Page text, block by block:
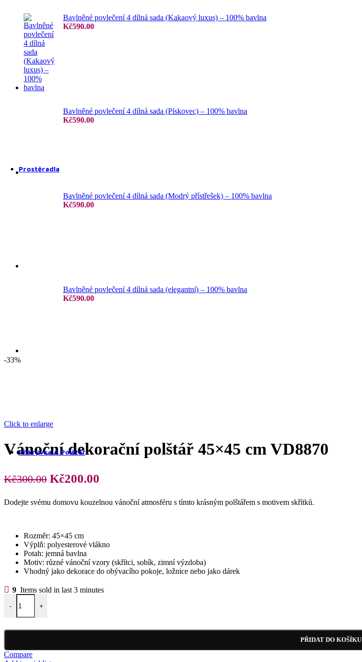
Prostěradla
Prostěradla z mikroplyše
Přikrývka A Polštář
Přikrývky
Bavlněné povlečení 4 dílná sada (Kakaový luxus) – 100% bavlna
Kč590.00
Bavlněné povlečení 4 dílná sada (Pískovec) – 100% bavlna
Kč590.00
Bavlněné povlečení 4 dílná sada (Modrý přístřešek) – 100% bavlna
Kč590.00
Bavlněné povlečení 4 dílná sada (elegantní) – 100% bavlna
Kč590.00
-33%
Click to enlarge
Vánoční dekorační polštář 45×45 cm VD8870
Kč300.00 Původní
byla:
Kč200.00
je:
Dodejte svému domovu kouzelnou vánoční atmosféru s tímto krásným polštářem s motivem skřítků.
Rozměr: 45×45 cm
Výplň: polyesterové vlákno
Potah: jemná bavlna
Motiv: různé vánoční vzory (skřítci, sobík, zimní výzdoba)
Vhodný jako dekorace do obývacího pokoje, ložnice nebo jako dárek
9 Items sold in last 3 minutes
-
Vánoční dekorační polštář 45x45 cm VD8870 množství
+
PŘIDAT DO KOŠÍKU
Compare